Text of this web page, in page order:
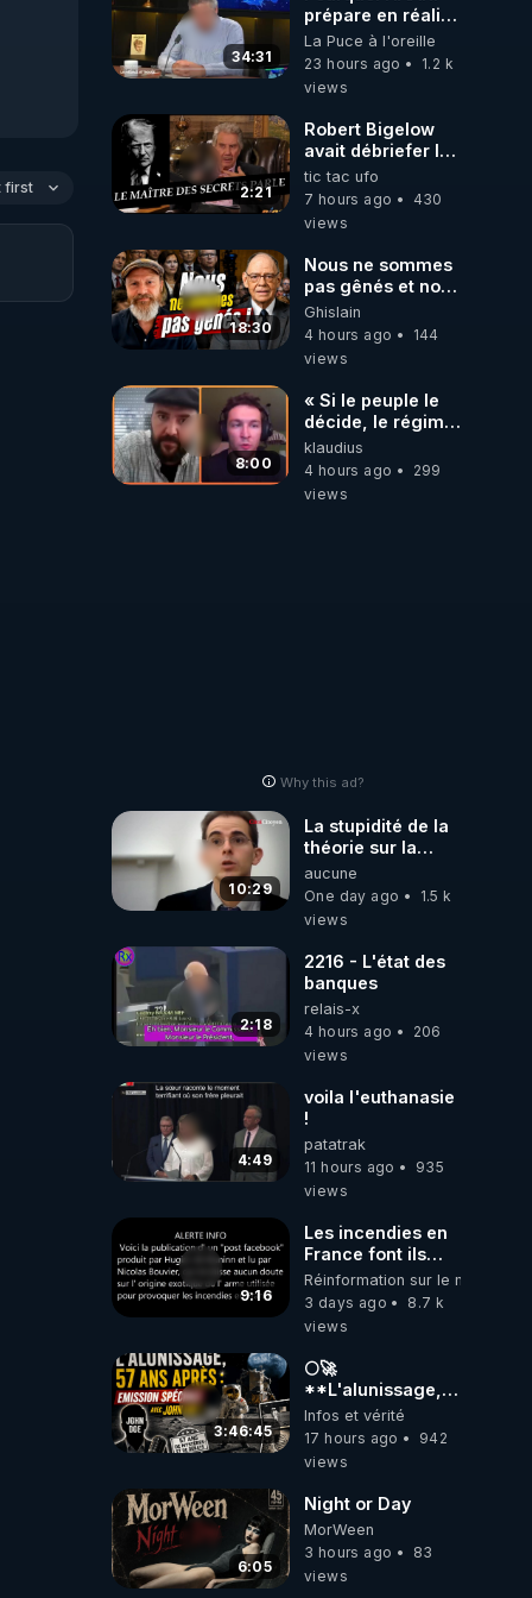
first
34:31
prépare en réalité
un CHAOS
climatique, on
répond
La Puce à l'oreille
23 hours ago
1.2 k
views
2:21
Robert Bigelow
avait débriefer le
pédophile
génocidaire de
donald j trump
tic tac ufo
7 hours ago
430
views
18:30
Nous ne sommes
pas gênés et nous
n’avons pas
besoin de nous
excuser ! #jw
#collegecentral
Ghislain
4 hours ago
144
views
8:00
« Si le peuple le
décide, le régime
peut tomber
demain ! »
klaudius
4 hours ago
299
views
Why this ad?
10:29
La stupidité de la
théorie sur la
responsabilité de
l’homme
concernant le
carbone.
aucune
One day ago
1.5 k
views
2:18
2216 - L'état des
banques
relais-x
4 hours ago
206
views
4:49
voila l'euthanasie
!
patatrak
11 hours ago
935
views
9:16
Les incendies en
France font ils
partie d' un plan
qui aurait débuté
le 11 septembre
Réinformation sur le monde
3 days ago
8.7 k
views
3:46:45
🌕🚀
**L'alunissage,
57 ans après :
Émission spéciale
avec John Doe
Infos et vérité
17 hours ago
942
views
6:05
Night or Day
MorWeen
3 hours ago
83
views